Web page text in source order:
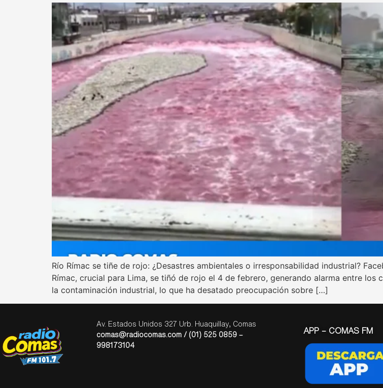
Río Rímac se tiñe de rojo: ¿Desastres ambientales o irresponsabilidad industrial?
Rímac, crucial para Lima, se tiñó de rojo el 4 de febrero, generando alarma entre
la contaminación industrial, lo que ha desatado preocupación sobre […]
Av. Estados Unidos 327 Urb. Huaquillay, Comas
comas@radiocomas.com / (01) 525 0859 –
998173104
APP – COMAS FM